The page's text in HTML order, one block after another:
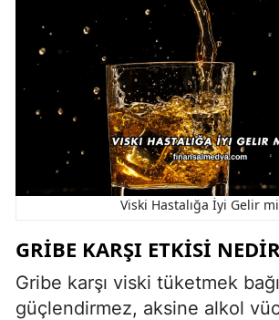
Viski Hastalığa İyi Gelir
GRIBE KARŞI ETKISI
Gribe karşı viski tüketmek
güçlendirmez, aksine alkol